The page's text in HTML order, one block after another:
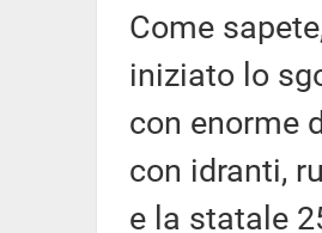
Come
iniziato lo
con enorme
con idranti,
e la statale